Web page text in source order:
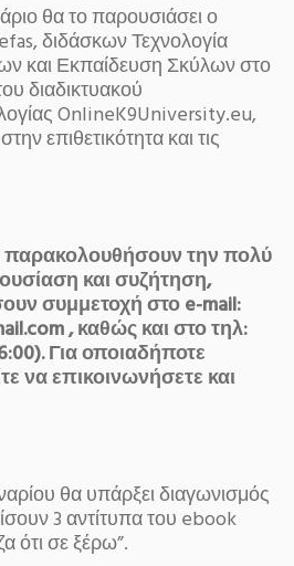
θα το παρουσιάσει ο
διδάσκων Τεχνολογία
και Εκπαίδευση Σκύλων στο
διαδικτυακού
OnlineK9University.eu,
επιθετικότητα και τις
την πολύ
και συζήτηση,
συμμετοχή στο e-mail:
, καθώς και στο τηλ:
Για οποιαδήποτε
να επικοινωνήσετε και
θα υπάρξει διαγωνισμός
3 αντίτυπα του ebook
ότι σε ξέρω”.